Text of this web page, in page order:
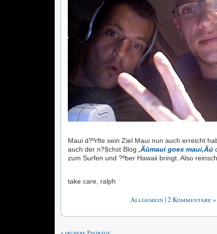
Maui d?ºrfte sein Ziel Maui nun auch erreicht
auch der n?§chst Blog ‚Äûmaui goes maui‚Äú
zum Surfen und ?ºber Hawaii bringt. Also
take care, ralph
Allgemein | 2 Kommentare »
« frühere Einträge